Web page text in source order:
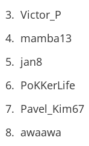
Victor_P
mamba13
jan8
PoKKerLife
Pavel_Kim67
awaawa